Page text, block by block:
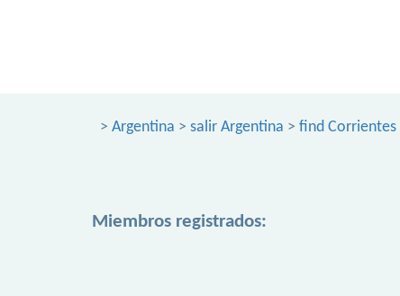
> Argentina > salir Argentina > find Corrientes
Miembros registrados: